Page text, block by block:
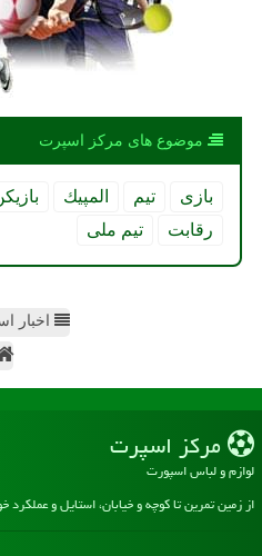
موضوع های مركز اسپرت
بازی تیم المپیك
رقابت
تیم ملی
اخبار
مركز اسپرت
لوازم و لباس اسپورت
از زمین تمرین تا کوچه و خیابان، استایل و عملکرد